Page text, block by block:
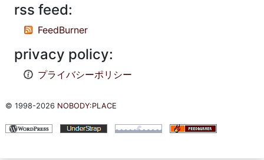
rss feed:
FeedBurner
privacy policy:
プライバシーポリシー
© 1998-2026 NOBODY:PLACE